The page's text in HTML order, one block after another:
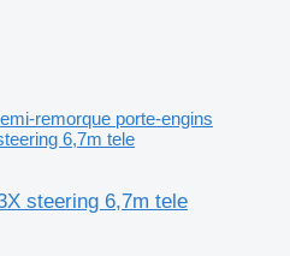
remorque porte-engins
6,7m tele
steering 6,7m tele